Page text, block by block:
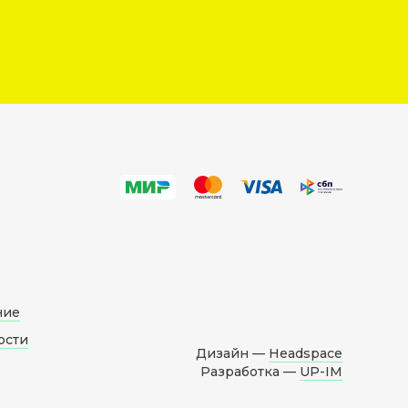
Дизайн — Headspace
Разработка — UP-IM